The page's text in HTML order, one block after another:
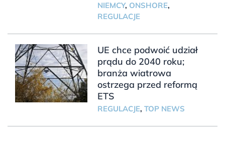
NIEMCY, ONSHORE,
REGULACJE
UE chce podwoić udział
prądu do 2040 roku;
branża wiatrowa
ostrzega przed reformą
ETS
REGULACJE, TOP NEWS